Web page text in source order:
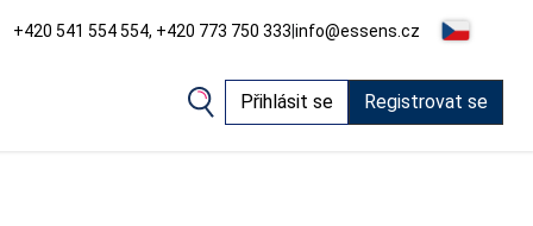
+420 541 554 554, +420 773 750 333|info@essens.cz
Přihlásit se Registrovat se